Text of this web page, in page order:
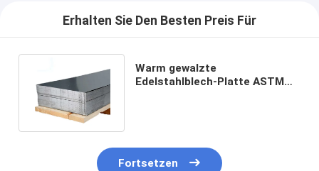
Erhalten Sie Den Besten Preis Für
Warm gewalzte
Edelstahlblech-Platte ASTM
Fortsetzen